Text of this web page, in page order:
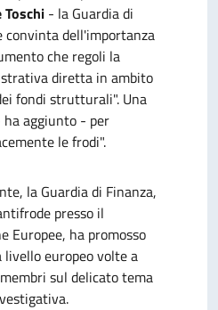
Toschi - la Guardia di
convinta dell'importanza
che regoli la
diretta in ambito
fondi strutturali". Una
aggiunto - per
le frodi".
la Guardia di Finanza,
presso il
Europee, ha promosso
europeo volte a
sul delicato tema